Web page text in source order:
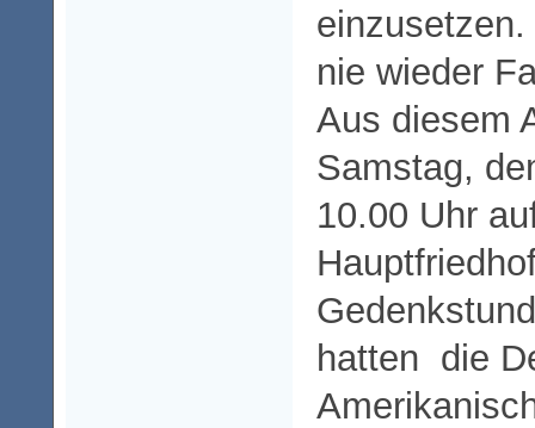
nie wieder
Aus diesem
Samstag,
10.00 Uhr
hatten die